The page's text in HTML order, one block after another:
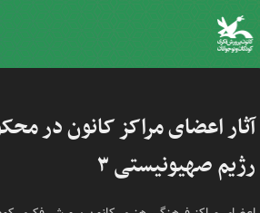
آثار اعضای مراکز کانون در
رژیم صهیونیستی ۳